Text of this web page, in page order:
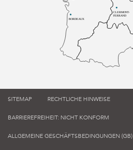
BORDEAUX
CLERMONT-
FERRAND
SITEMAP RECHTLICHE HINWEISE
BARRIEREFREIHEIT: NICHT KONFORM
ALLGEMEINE GESCHÄFTSBEDINGUNGEN (GB)